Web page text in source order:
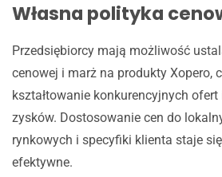
Własna polityka
Przedsiębiorcy mają możliwość
cenowej i marż na produkty Xopero,
kształtowanie konkurencyjnych
zysków. Dostosowanie cen do
rynkowych i specyfiki klienta staje
efektywne.